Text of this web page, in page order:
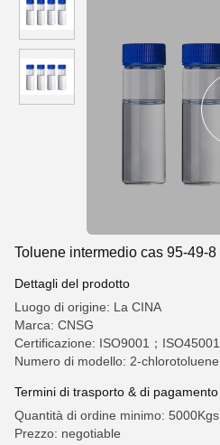
Toluene intermedio cas 95-49-
Dettagli del prodotto
Luogo di origine: La CINA
Marca: CNSG
Certificazione: ISO9001；
Numero di modello: 2-
Termini di trasporto & di pagamento
Quantità di ordine minimo: 5000Kgs
Prezzo: negotiable